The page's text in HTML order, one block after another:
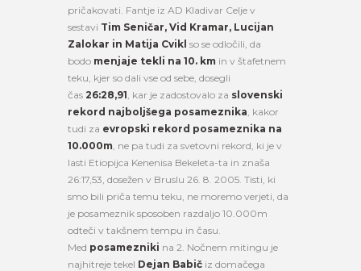
pričakovati. Fantje iz AD Kladivar Celje v
sestavi Tim Seničar, Vid Kramar, Lucijan
Zalokar in Matija Cvikl so se odločili, da
bodo menjaje tekli na 10. km in v štafetnem
teku, kjer so dali vse od sebe, dosegli
čas 26:28,91 , kar je zadostovalo za slovenski
rekord najboljšega posameznika , kakor
tudi za evropski rekord posameznika na
10.000m , ne pa tudi za svetovni rekord, ki je v
lasti Etiopijca Kenenisa Bekeleta-ta in znaša
26:17,53, dosežen v Bruslu 26. 8. 2005. Tisti, ki
smo bili priča temu teku, ne moremo verjeti, da
je posameznik sposoben razdaljo 10.000m
odteči v takšnem tempu in času.
Med posamezniki na 2. Nočnem mitingu je
najhitreje tekel Dejan Babič iz domačega